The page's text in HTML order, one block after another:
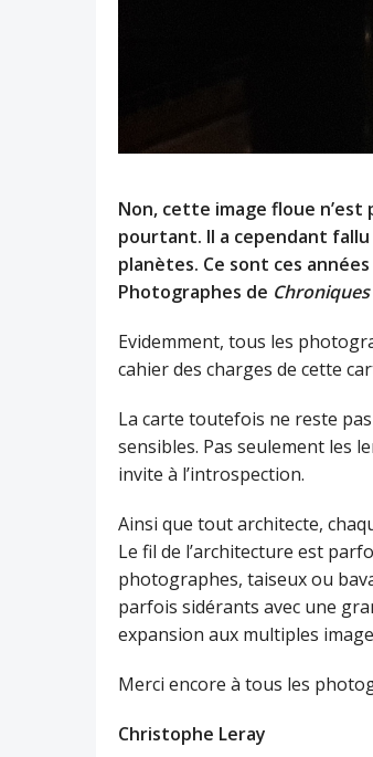
Non, cette image floue
pourtant. Il a cependant
planètes. Ce sont ces
Photographes de
Evidemment, tous les
cahier des charges de cette
La carte toutefois ne reste
sensibles. Pas seulement les
invite à l’introspection.
Ainsi que tout architecte,
Le fil de l’architecture est
photographes, taiseux ou
parfois sidérants avec une
expansion aux multiples
Merci encore à tous les
Christophe Leray